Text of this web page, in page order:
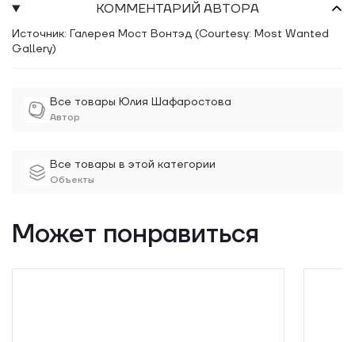
Все товары Юлия Шафаростова
Автор
Все товары в этой категории
Объекты
КОММЕНТАРИЙ АВТОРА
Источник: Галерея Мост Вонтэд (Courtesy: Most Wanted
Gallery)
Может понравиться